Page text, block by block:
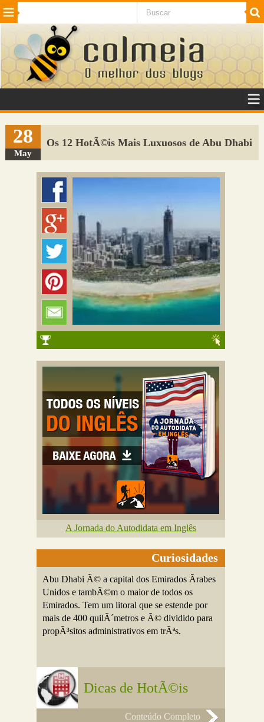
Beleza Cinema e TV
Internet Jogos NotÃ­cias SaÃºde
VeÃ­culos Adulto
Sugerir Link
Adicionar Blog
Colmeia Exchange
28
May
Os 12 HotÃ©is Mais Luxuosos de Abu Dhabi
A Jornada do Autodidata em Inglês
Curiosidades
Abu Dhabi Ã© a capital dos Emirados Ãrabes
Unidos e tambÃ©m o maior de todos os
Emirados. Tem um litoral que se estende por
mais de 400 quilÃ´metros e Ã© dividido para
propÃ³sitos administrativos em trÃªs.
Dicas de HotÃ©is
Conteúdo Completo